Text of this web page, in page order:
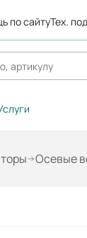
по сайтуТех.
Осевые